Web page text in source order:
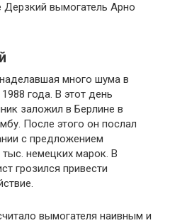
Дерзкий вымогатель Арно
много шума в
года. В этот день
заложил в Берлине в
После этого он послал
с предложением
немецких марок. В
грозился привести
вымогателя наивным и